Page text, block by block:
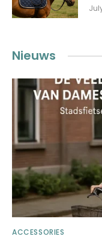
Nieuws
ACCESSORIES